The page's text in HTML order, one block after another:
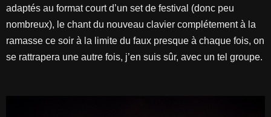
adaptés au format court d’un set de festival (donc peu
nombreux), le chant du nouveau clavier complétement à la
ramasse ce soir à la limite du faux presque à chaque fois, on
se rattrapera une autre fois, j’en suis sûr, avec un tel groupe.